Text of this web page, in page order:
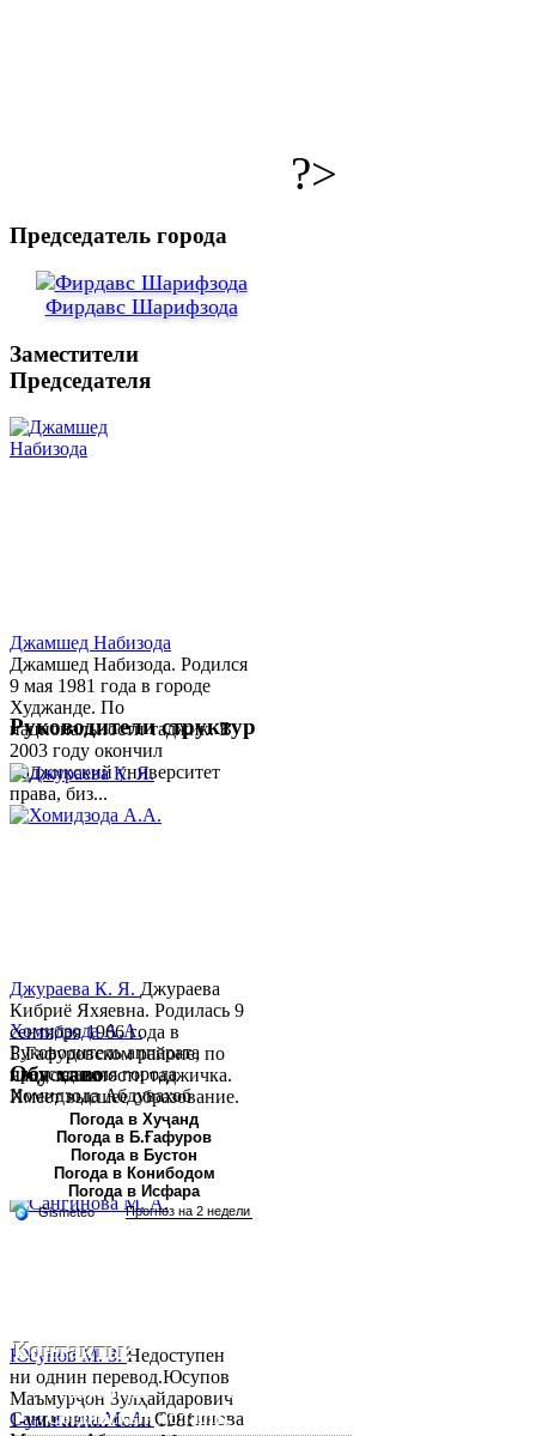
?>
Председатель города
Фирдавс Шарифзода
Заместители
Председателя
Джамшед Набизода
Джамшед Набизода. Родился
9 мая 1981 года в городе
Худжанде. По
национальности таджик. В
2003 году окончил
Таджикский университет
права, биз...
Хомидзода А.А.
Руководитель аппарата
председателя города
Хомидзода Абдувахоб
Абдумаджид родился 8
июня 1978 года в городе
Худжанде. По
национальности...
Сангинова М. А.Сангинова
Руководители структур
Джураева К. Я. Джураева
Кибриё Яхяевна. Родилась 9
сентября 1966 года в
Б.Гафуровском районе, по
национальности таджичка.
Имеет высшее образование.
В 1997 ...
Юсупов М. З.Недоступен
ни однин перевод.Юсупов
Маъмурҷон Зулҳайдарович
1-уми июни соли 1981
Обу хаво
Погода в Хуҷанд
Погода в Б.Ғафуров
Погода в Бустон
Погода в Конибодом
Погода в Исфара
Контакты:
Республика Таджикистан,
Согдийскый область,